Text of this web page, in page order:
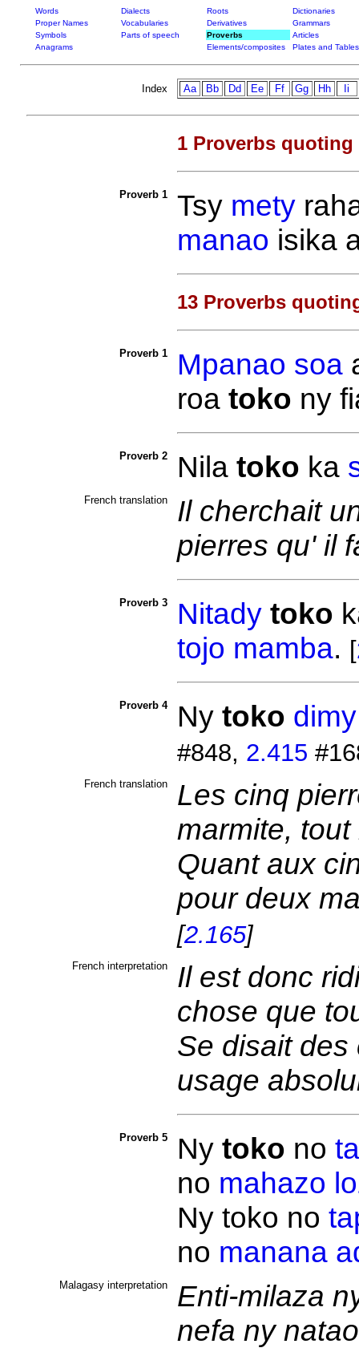
Words Dialects Roots
Dictionaries
Proper Names
Vocabularies Derivatives
Grammars
Symbols
Parts of speech Proverbs
Articles
Anagrams
Elements/composites Plates and Tables
Index Aa Bb Dd Ee Ff Gg Hh Ii
1 Proverbs
Proverb 1 Tsy mety
manao isika
13 Proverbs
Proverb 1 Mpanao soa
roa toko ny
Proverb 2 Nila toko ka
French translation
Il cherchait
pierres qu' il
Proverb 3 Nitady toko
tojo mamba. [
Proverb 4 Ny toko dimy
#848, 2.415
French translation
Les cinq
marmite,
Quant aux
pour deux
[2.165]
French interpretation
Il est donc
chose que
Se disait
usage
Proverb 5 Ny toko no
no mahazo
Ny toko no
no manana
Malagasy interpretation
Enti-milaza
nefa ny